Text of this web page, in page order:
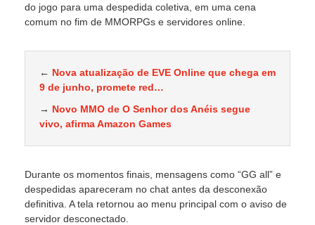
do jogo para uma despedida coletiva, em uma cena
comum no fim de MMORPGs e servidores online.
← Nova atualização de EVE Online que chega em
9 de junho, promete red…
→ Novo MMO de O Senhor dos Anéis segue
vivo, afirma Amazon Games
Durante os momentos finais, mensagens como “GG all” e
despedidas apareceram no chat antes da desconexão
definitiva. A tela retornou ao menu principal com o aviso de
servidor desconectado.